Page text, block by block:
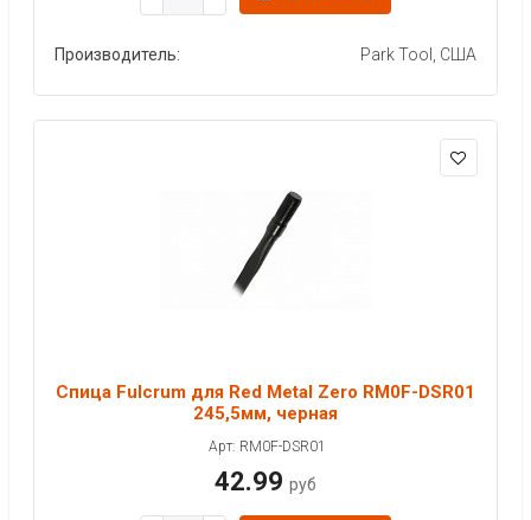
Производитель: Park Tool, США
Спица Fulcrum для Red Metal Zero RM0F-DSR01
245,5мм, черная
Арт: RM0F-DSR01
42.99 руб